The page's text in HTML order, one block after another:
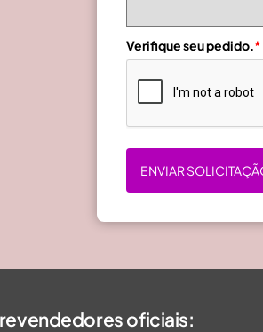
Verifique seu pedido. *
ENVIAR
oficiais: